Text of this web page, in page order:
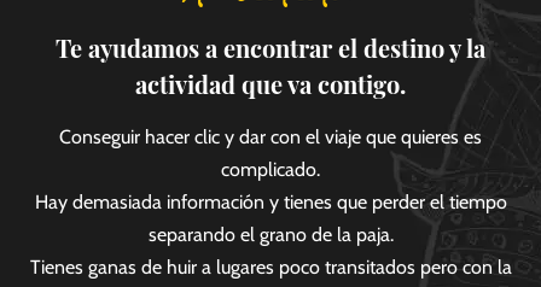
Te ayudamos a encontrar el destino y la
actividad que va contigo.
Conseguir hacer clic y dar con el viaje que quieres es
complicado.
Hay demasiada información y tienes que perder el tiempo
separando el grano de la paja.
Tienes ganas de huir a lugares poco transitados pero con la